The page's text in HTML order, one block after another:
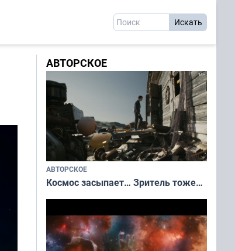
АВТОРСКОЕ
АВТОРСКОЕ
Космос засыпает… Зритель тоже…